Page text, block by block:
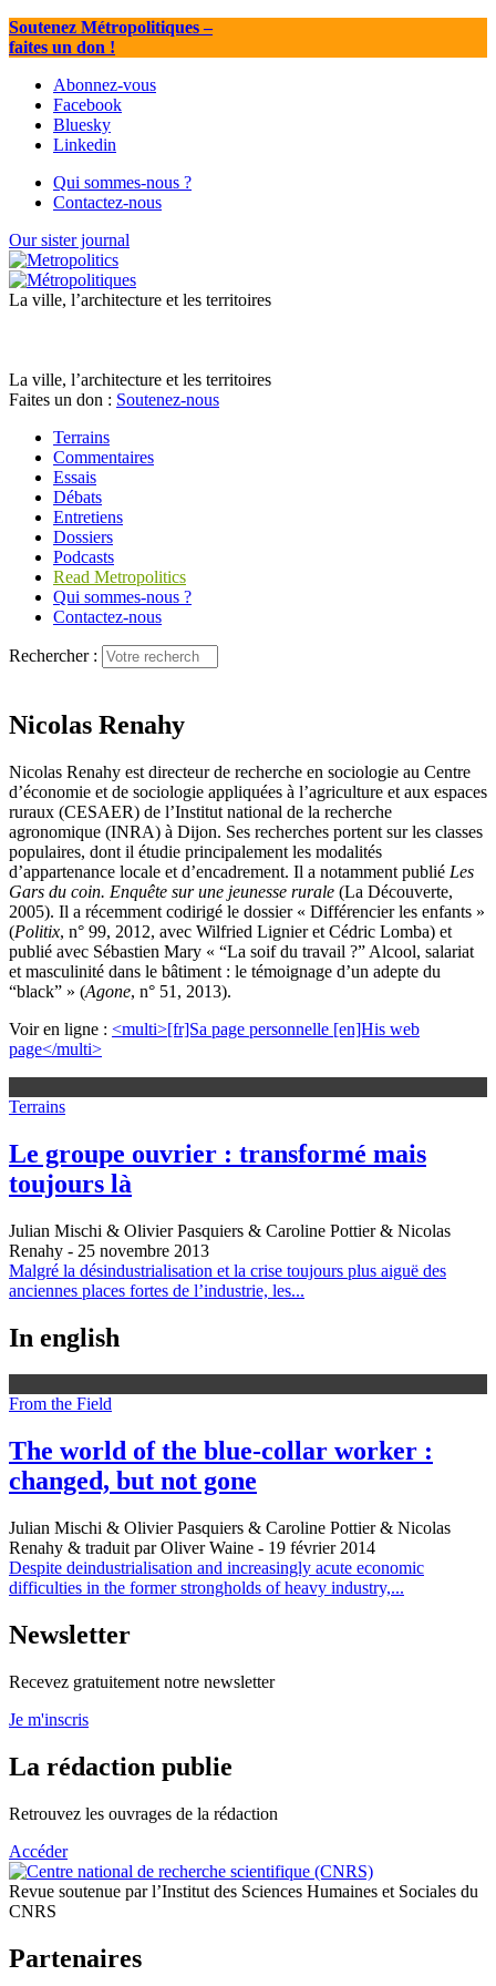
Soutenez Métropolitiques–
faites un don !
Abonnez-vous
Facebook
Bluesky
Linkedin
Qui sommes-nous ?
Contactez-nous
Our sister journal
La ville, l’architecture et les territoires
La ville, l’architecture et les territoires
Faites un don : Soutenez-nous
Terrains
Commentaires
Essais
Débats
Entretiens
Dossiers
Podcasts
Read Metropolitics
Qui sommes-nous ?
Contactez-nous
Rechercher :
Nicolas Renahy
Nicolas Renahy est directeur de recherche en sociologie au Centre
d’économie et de sociologie appliquées à l’agriculture et aux espaces
ruraux (CESAER) de l’Institut national de la recherche
agronomique (INRA) à Dijon. Ses recherches portent sur les classes
populaires, dont il étudie principalement les modalités
d’appartenance locale et d’encadrement. Il a notamment publié Les
Gars du coin. Enquête sur une jeunesse rurale (La Découverte,
2005). Il a récemment codirigé le dossier « Différencier les enfants »
(Politix, n° 99, 2012, avec Wilfried Lignier et Cédric Lomba) et
publié avec Sébastien Mary « “La soif du travail ?” Alcool, salariat
et masculinité dans le bâtiment : le témoignage d’un adepte du
“black” » (Agone, n° 51, 2013).
Voir en ligne : <multi>[fr]Sa page personnelle [en]His web
page</multi>
Terrains
Le groupe ouvrier : transformé mais
toujours là
Julian Mischi & Olivier Pasquiers & Caroline Pottier & Nicolas
Renahy - 25 novembre 2013
Malgré la désindustrialisation et la crise toujours plus aiguë des
anciennes places fortes de l’industrie, les...
In english
From the Field
The world of the blue-collar worker :
changed, but not gone
Julian Mischi & Olivier Pasquiers & Caroline Pottier & Nicolas
Renahy & traduit par Oliver Waine - 19 février 2014
Despite deindustrialisation and increasingly acute economic
difficulties in the former strongholds of heavy industry,...
Newsletter
Recevez gratuitement notre newsletter
Je m'inscris
La rédaction publie
Retrouvez les ouvrages de la rédaction
Accéder
Revue soutenue par l’Institut des Sciences Humaines et Sociales du
CNRS
Partenaires